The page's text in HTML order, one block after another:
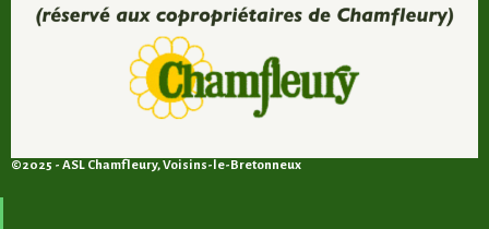
©2025 - ASL Chamfleury, Voisins-le-Bretonneux